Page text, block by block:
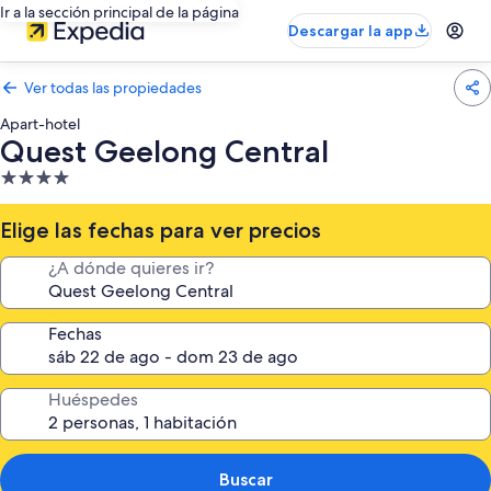
Ir a la sección principal de la página
Descargar la app
Ver todas las propiedades
Apart-hotel
Quest Geelong Central
Propiedad
de
4.0
estrellas
Elige las fechas para ver precios
¿A dónde quieres ir?
Fechas
Huéspedes
Buscar